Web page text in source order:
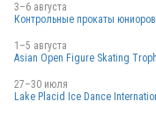
SWE
3–6 августа
Контрольные прокаты
1–5 августа
Asian Open Figure Skating
27–30 июля
Lake Placid Ice Dance